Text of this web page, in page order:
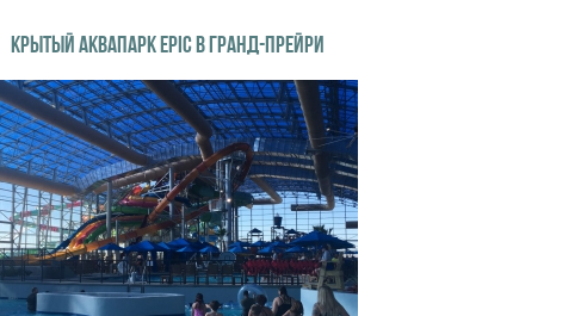
КРЫТЫЙ АКВАПАРК EPIC В ГРАНД-ПРЕЙРИ